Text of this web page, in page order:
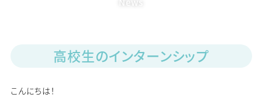
高校生のインターンシップ
こんにちは！